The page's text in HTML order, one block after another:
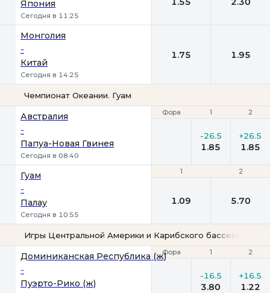
Япония
Сегодня в 11:25
Монголия
-
Китай
Сегодня в 14:25
1.75 1.95
Чемпионат Океании. Гуам
Фора 1 2
Австралия
-
Папуа-Новая Гвинея
Сегодня в 08:40
Фора 1 2
-26.5
1.85
+26.5
1.85
1 2
Гуам
-
Палау
Сегодня в 10:55
1 2
1.09 5.70
Игры Центральной Америки и Карибского бассейна.
Фора 1 2
Доминиканская Республика (ж)
-
Пуэрто-Рико (ж)
Фора 1 2
-16.5
3.80
+16.5
1.22